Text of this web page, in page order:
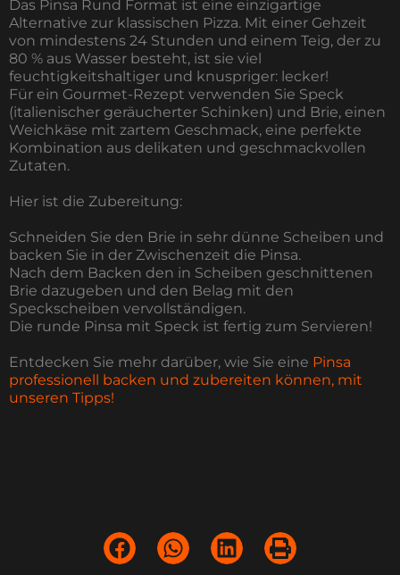
Das Pinsa Rund Format ist eine einzigartige
Alternative zur klassischen Pizza. Mit einer Gehzeit
von mindestens 24 Stunden und einem Teig, der zu
80 % aus Wasser besteht, ist sie viel
feuchtigkeitshaltiger und knuspriger: lecker!
Für ein Gourmet-Rezept verwenden Sie Speck
(italienischer geräucherter Schinken) und Brie, einen
Weichkäse mit zartem Geschmack, eine perfekte
Kombination aus delikaten und geschmackvollen
Zutaten.
Hier ist die Zubereitung:
Schneiden Sie den Brie in sehr dünne Scheiben und
backen Sie in der Zwischenzeit die Pinsa.
Nach dem Backen den in Scheiben geschnittenen
Brie dazugeben und den Belag mit den
Speckscheiben vervollständigen.
Die runde Pinsa mit Speck ist fertig zum Servieren!
Entdecken Sie mehr darüber, wie Sie eine Pinsa
professionell backen und zubereiten können, mit
unseren Tipps!